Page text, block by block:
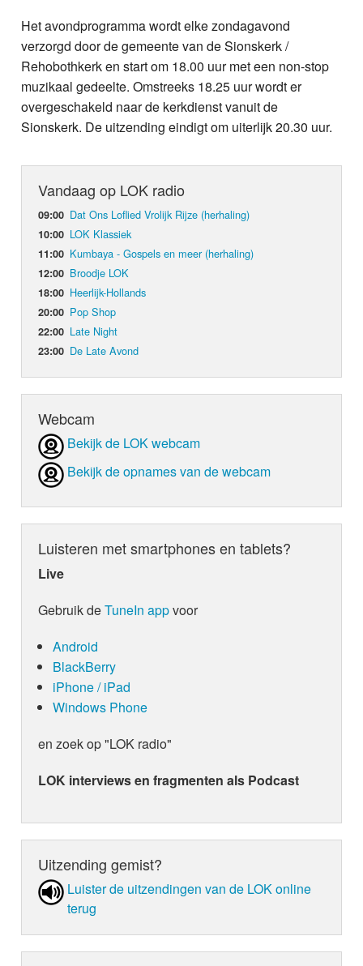
Het avondprogramma wordt elke zondagavond
verzorgd door de gemeente van de Sionskerk /
Rehobothkerk en start om 18.00 uur met een non-stop
muzikaal gedeelte. Omstreeks 18.25 uur wordt er
overgeschakeld naar de kerkdienst vanuit de
Sionskerk. De uitzending eindigt om uiterlijk 20.30 uur.
Vandaag op LOK radio
09:00 Dat Ons Loflied Vrolijk Rijze (herhaling)
10:00 LOK Klassiek
11:00 Kumbaya - Gospels en meer (herhaling)
12:00 Broodje LOK
18:00 Heerlijk-Hollands
20:00 Pop Shop
22:00 Late Night
23:00 De Late Avond
Webcam
Bekijk de LOK webcam
Bekijk de opnames van de webcam
Luisteren met smartphones en tablets?
Live
Gebruik deTuneIn appvoor
Android
BlackBerry
iPhone / iPad
Windows Phone
en zoek op "LOK radio"
LOK interviews en fragmenten als Podcast
Uitzending gemist?
Luister de uit­zen­din­gen van de LOK online
terug